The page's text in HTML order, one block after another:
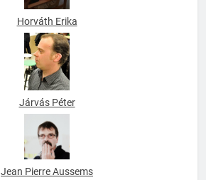
Horváth Erika
Járvás Péter
Jean Pierre Aussems